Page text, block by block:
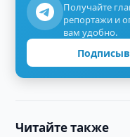
Получайте
репортажи и
вам удобно.
Читайте также